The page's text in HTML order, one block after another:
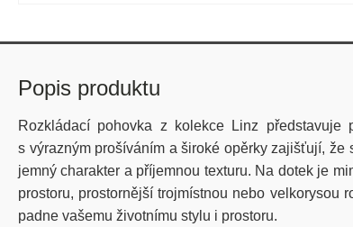
Popis produktu
Rozkládací pohovka z kolekce Linz představuje
s výrazným prošíváním aširoké opěrky zajišťují, že
jemný charakter a příjemnou texturu. Na dotek je
prostoru, prostornější trojmístnou nebo velkorysou
padne vašemu životnímu stylu i prostoru.